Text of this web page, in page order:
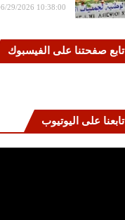
6/29/2026 10:38:00 م
تابع صفحتنا على الفيسبوك
تابعنا على اليوتيوب